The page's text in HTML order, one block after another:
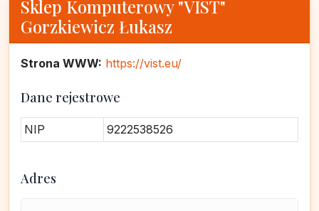
Sklep Komputerowy "VIST"
Gorzkiewicz Łukasz
Strona WWW: https://vist.eu/
Dane rejestrowe
NIP 9222538526
Adres